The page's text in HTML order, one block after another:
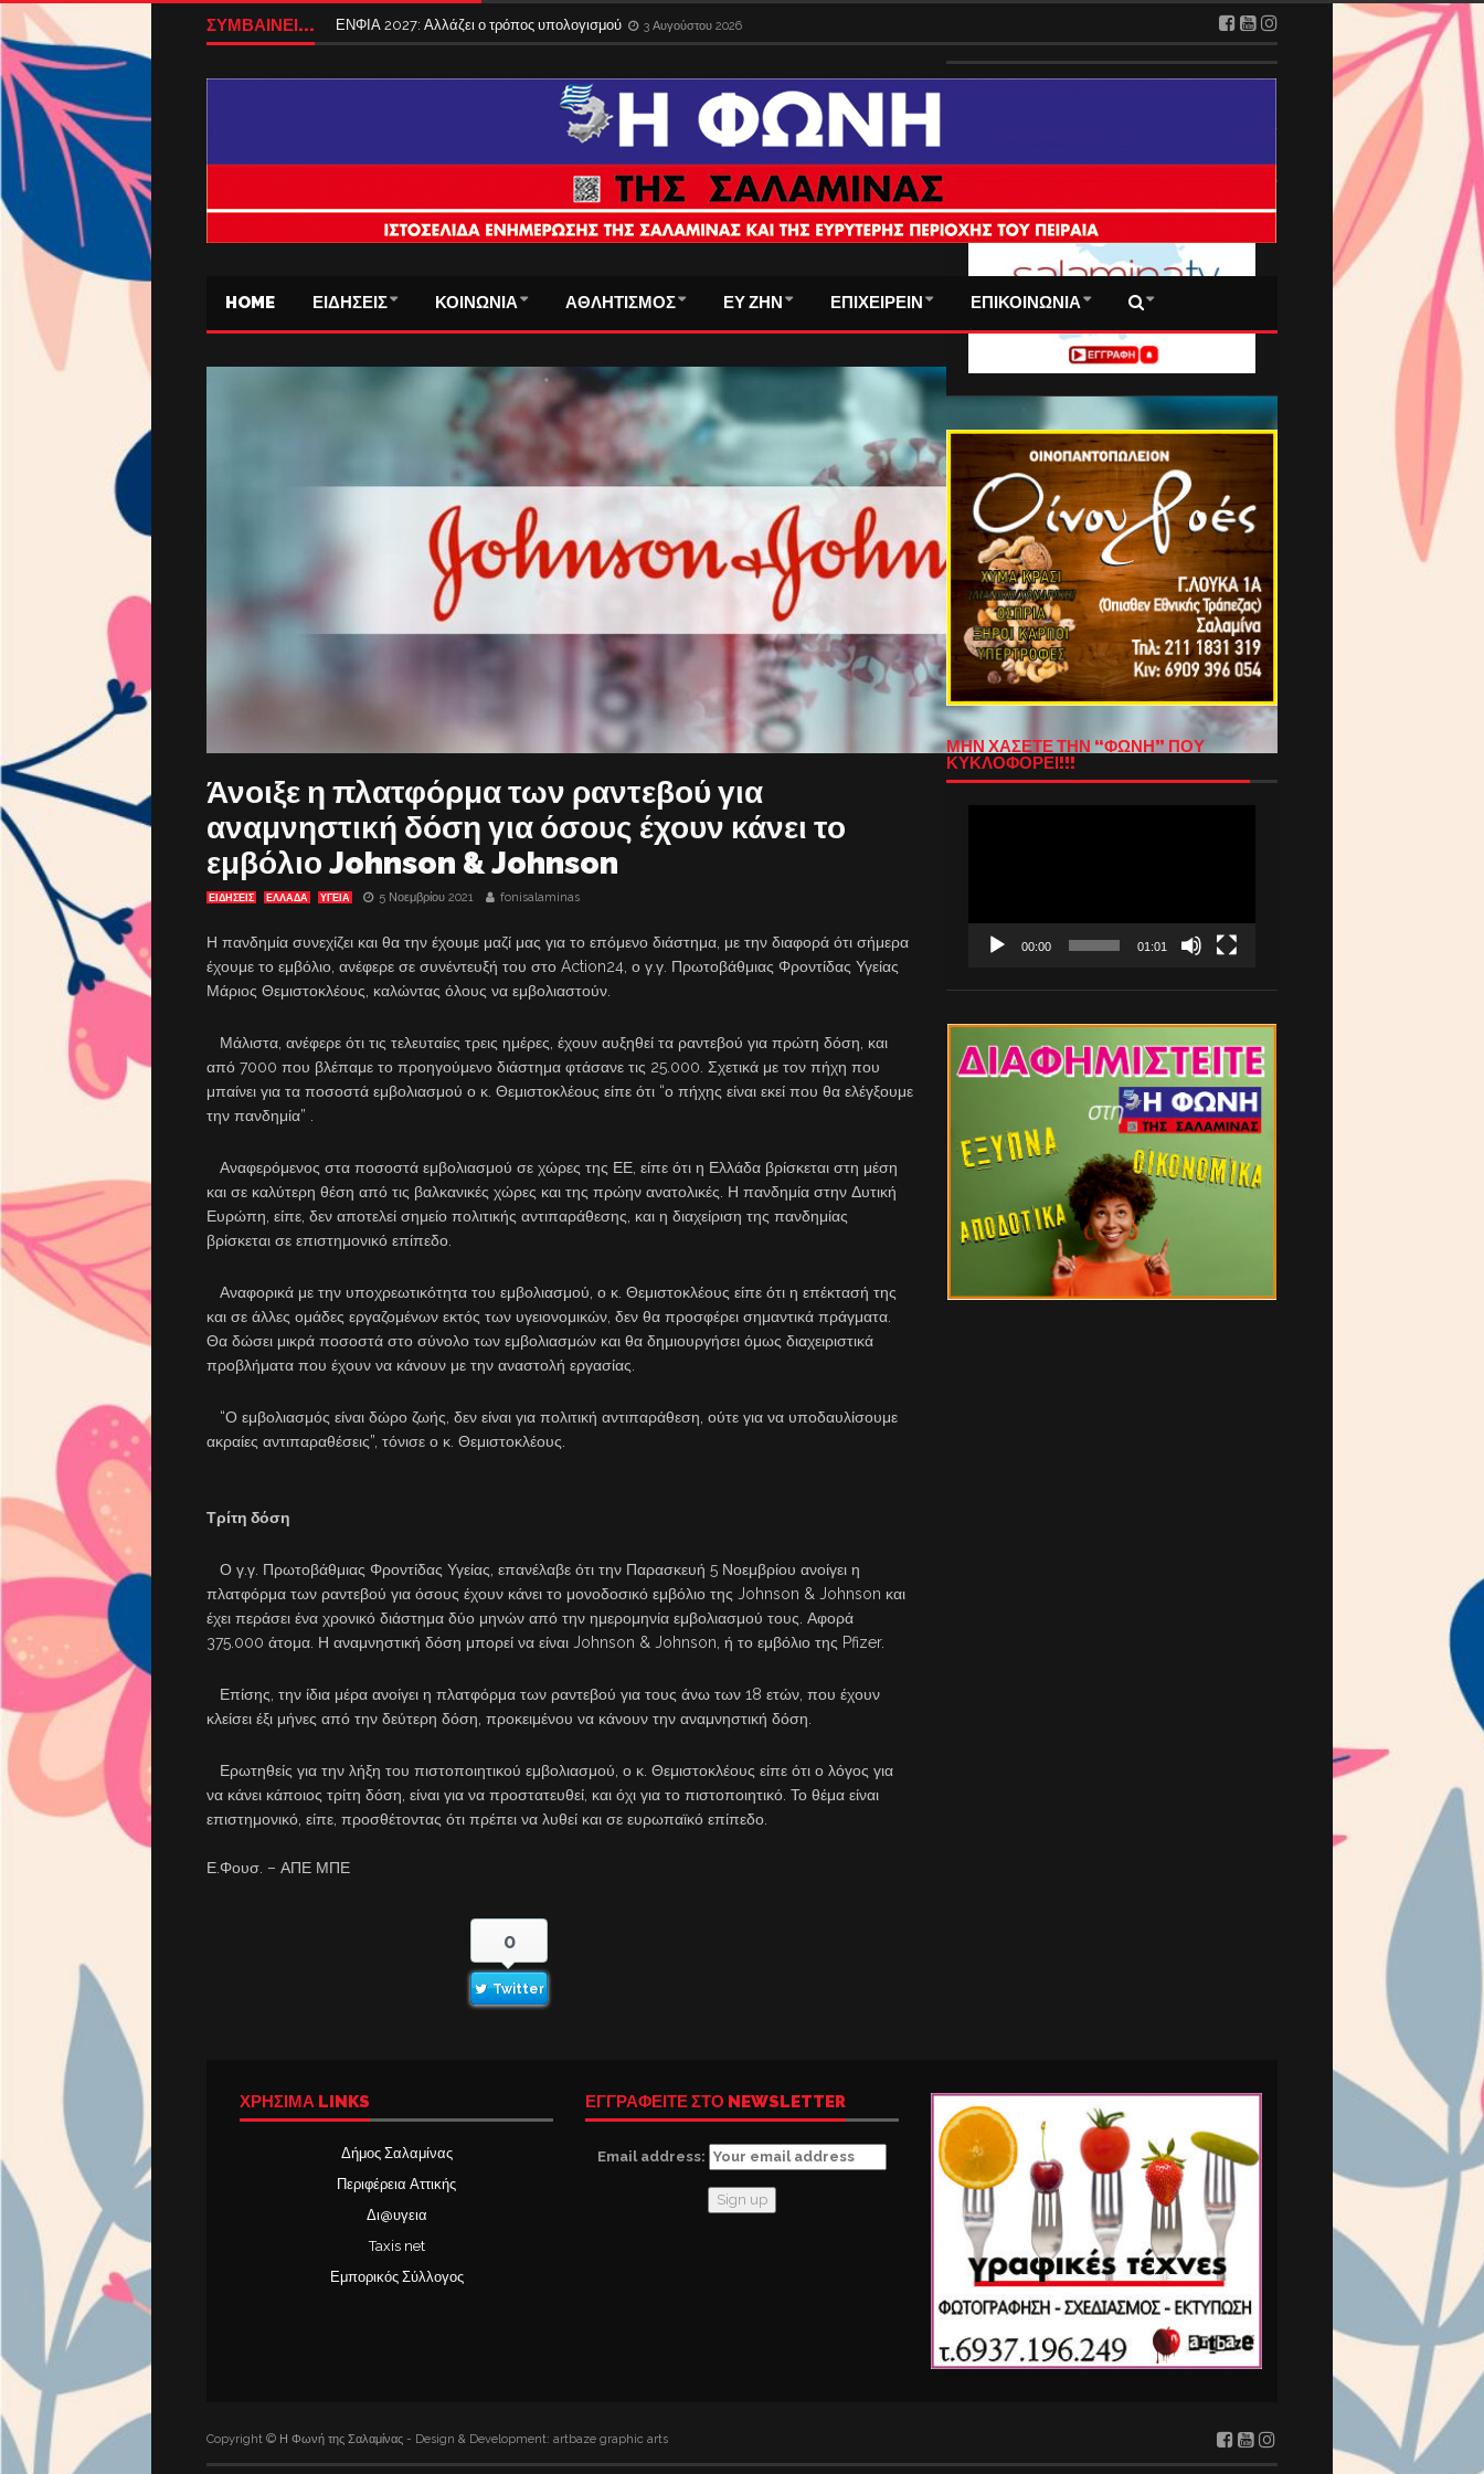
ΣΥΜΒΑΙΝΕΙ... ΕΝΦΙΑ 2027: Αλλάζει ο τρόπος υπολογισμού 3 Αυγούστου 2026
HOME ΕΙΔΗΣΕΙΣ ΚΟΙΝΩΝΙΑ ΑΘΛΗΤΙΣΜΟΣ ΕΥ ΖΗΝ ΕΠΙΧΕΙΡΕΙΝ ΕΠΙΚΟΙΝΩΝΙΑ
Άνοιξε η πλατφόρμα των ραντεβού για
αναμνηστική δόση για όσους έχουν κάνει το
εμβόλιο Johnson & Johnson
ΕΙΔΗΣΕΙΣ ΕΛΛΑΔΑ ΥΓΕΙΑ 5 Νοεμβρίου 2021 fonisalaminas
Η πανδημία συνεχίζει και θα την έχουμε μαζί μας για το επόμενο διάστημα, με την διαφορά ότι σήμερα
έχουμε το εμβόλιο, ανέφερε σε συνέντευξή του στο Action24, ο γ.γ. Πρωτοβάθμιας Φροντίδας Υγείας
Μάριος Θεμιστοκλέους, καλώντας όλους να εμβολιαστούν.
Μάλιστα, ανέφερε ότι τις τελευταίες τρεις ημέρες, έχουν αυξηθεί τα ραντεβού για πρώτη δόση, και
από 7000 που βλέπαμε το προηγούμενο διάστημα φτάσανε τις 25.000. Σχετικά με τον πήχη που
μπαίνει για τα ποσοστά εμβολιασμού ο κ. Θεμιστοκλέους είπε ότι “ο πήχης είναι εκεί που θα ελέγξουμε
την πανδημία” .
Αναφερόμενος στα ποσοστά εμβολιασμού σε χώρες της ΕΕ, είπε ότι η Ελλάδα βρίσκεται στη μέση
και σε καλύτερη θέση από τις βαλκανικές χώρες και της πρώην ανατολικές. Η πανδημία στην Δυτική
Ευρώπη, είπε, δεν αποτελεί σημείο πολιτικής αντιπαράθεσης, και η διαχείριση της πανδημίας
βρίσκεται σε επιστημονικό επίπεδο.
Αναφορικά με την υποχρεωτικότητα του εμβολιασμού, ο κ. Θεμιστοκλέους είπε ότι η επέκτασή της
και σε άλλες ομάδες εργαζομένων εκτός των υγειονομικών, δεν θα προσφέρει σημαντικά πράγματα.
Θα δώσει μικρά ποσοστά στο σύνολο των εμβολιασμών και θα δημιουργήσει όμως διαχειριστικά
προβλήματα που έχουν να κάνουν με την αναστολή εργασίας.
“Ο εμβολιασμός είναι δώρο ζωής, δεν είναι για πολιτική αντιπαράθεση, ούτε για να υποδαυλίσουμε
ακραίες αντιπαραθέσεις”, τόνισε ο κ. Θεμιστοκλέους.
Τρίτη δόση
Ο γ.γ. Πρωτοβάθμιας Φροντίδας Υγείας, επανέλαβε ότι την Παρασκευή 5 Νοεμβρίου ανοίγει η
πλατφόρμα των ραντεβού για όσους έχουν κάνει το μονοδοσικό εμβόλιο της Johnson & Johnson και
έχει περάσει ένα χρονικό διάστημα δύο μηνών από την ημερομηνία εμβολιασμού τους. Αφορά
375.000 άτομα. Η αναμνηστική δόση μπορεί να είναι Johnson & Johnson, ή το εμβόλιο της Pfizer.
Επίσης, την ίδια μέρα ανοίγει η πλατφόρμα των ραντεβού για τους άνω των 18 ετών, που έχουν
κλείσει έξι μήνες από την δεύτερη δόση, προκειμένου να κάνουν την αναμνηστική δόση.
Ερωτηθείς για την λήξη του πιστοποιητικού εμβολιασμού, ο κ. Θεμιστοκλέους είπε ότι ο λόγος για
να κάνει κάποιος τρίτη δόση, είναι για να προστατευθεί, και όχι για το πιστοποιητικό. Το θέμα είναι
επιστημονικό, είπε, προσθέτοντας ότι πρέπει να λυθεί και σε ευρωπαϊκό επίπεδο.
Ε.Φουσ. – ΑΠΕ ΜΠΕ
0
Twitter
ΜΗΝ ΧΑΣΕΤΕ ΤΗΝ “ΦΩΝΗ” ΠΟΥ
ΚΥΚΛΟΦΟΡΕΙ!!!
00:00 01:01
ΧΡΉΣΙΜΑ LINKS
Δήμος Σαλαμίνας
Περιφέρεια Αττικής
Δι@υγεια
Taxis net
Εμπορικός Σύλλογος
ΕΓΓΡΑΦΕΙΤΕ ΣΤΟ NEWSLETTER
Email address:
Copyright © Η Φωνή της Σαλαμίνας - Design & Development: artbaze graphic arts